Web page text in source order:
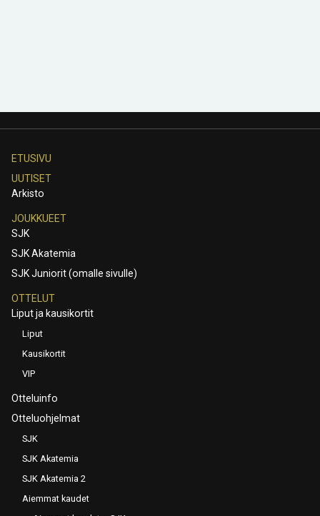
ETUSIVU
UUTISET
Arkisto
JOUKKUEET
SJK
SJK Akatemia
SJK Juniorit (omalle sivulle)
OTTELUT
Liput ja kausikortit
Liput
Kausikortit
VIP
Otteluinfo
Otteluohjelmat
SJK
SJK Akatemia
SJK Akatemia 2
Aiemmat kaudet